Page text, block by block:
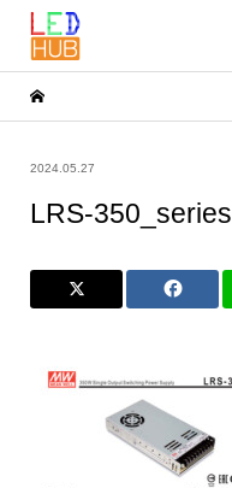
2024.05.27
LRS-350_series